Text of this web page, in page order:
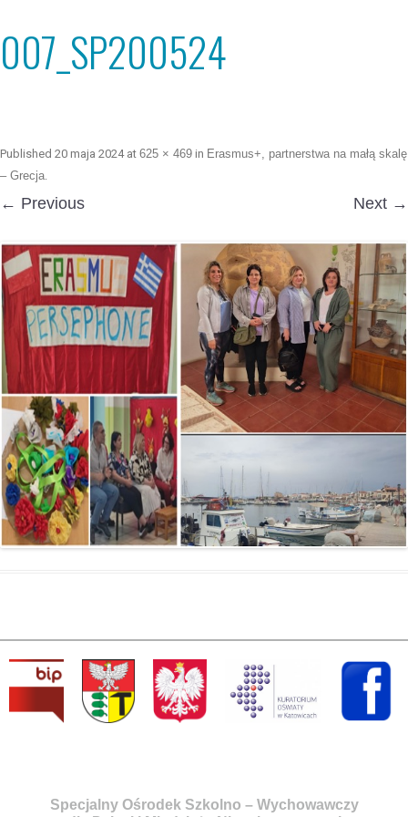
007_SP200524
Published 20 maja 2024at 625 × 469 in Erasmus+, partnerstwa na małą skalę
– Grecja.
← Previous Next →
Specjalny Ośrodek Szkolno – Wychowawczy